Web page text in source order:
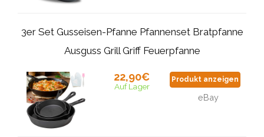
3er Set Gusseisen-Pfanne Pfannenset Bratpfanne
Ausguss Grill Griff Feuerpfanne
22,90€
Auf Lager
Produkt anzeigen
eBay